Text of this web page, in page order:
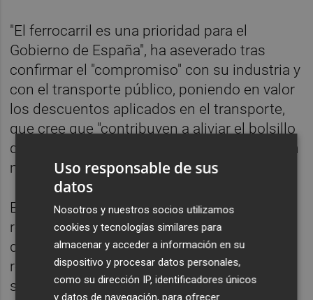
"El ferrocarril es una prioridad para el
Gobierno de España", ha aseverado tras
confirmar el "compromiso" con su industria y
con el transporte público, poniendo en valor
los descuentos aplicados en el transporte,
que cree que "contribuyen a aliviar el bolsillo
de los ciudadanos y promueven el uso de un
modo de transporte sostenible".
El ministro, que tras su intervención ha
recorrido los stands de la feria, ha explicado
que el sistema ferroviario español "es un
referente por su contribución al desarrollo
socio económico y la vertebración del
Uso responsable de sus
datos
Nosotros y nuestros socios utilizamos
cookies y tecnologías similares para
almacenar y acceder a información en su
dispositivo y procesar datos personales,
como su dirección IP, identificadores únicos
y datos de navegación, para ofrecer